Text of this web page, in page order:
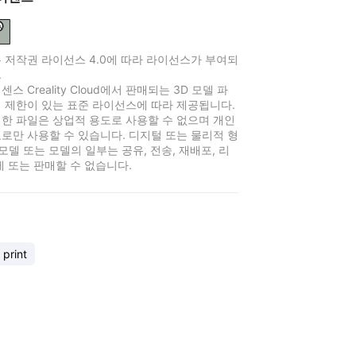
저작권 라이선스 4.0에 따라 라이선스가 부여되
스 Creality Cloud에서 판매되는 3D 모델 파
제한이 있는 표준 라이선스에 따라 제공됩니다.
파일은 상업적 용도로 사용할 수 없으며 개인
만 사용할 수 있습니다. 디지털 또는 물리적 형
델 또는 모델의 일부는 공유, 전송, 재배포, 리
또는 판매할 수 없습니다.
print